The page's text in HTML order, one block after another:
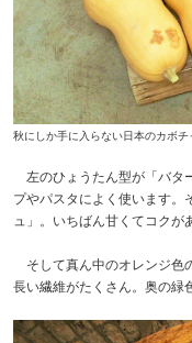
秋にしか手に入らない日本のカボチ
左のひょうたん型が「バタ
プやパスタによく使います。
ュ」。いちばん甘くてコクが
そして真ん中のオレンジ色
長い繊維がたくさん。奥の緑